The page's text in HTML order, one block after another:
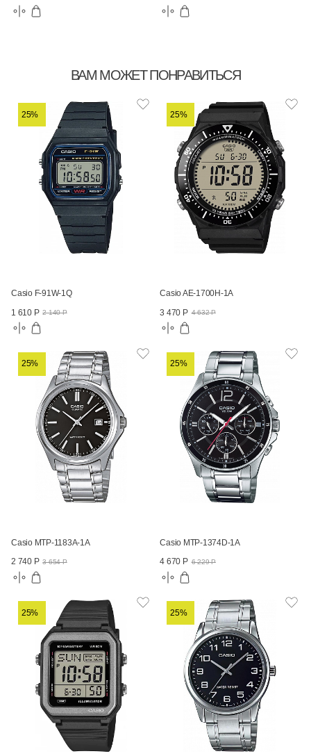
ВАМ МОЖЕТ ПОНРАВИТЬСЯ
25%
Casio F-91W-1Q
1 610 Р 2 140 Р
25%
Casio AE-1700H-1A
3 470 Р 4 632 Р
25%
Casio MTP-1183A-1A
2 740 Р 3 654 Р
25%
Casio MTP-1374D-1A
4 670 Р 6 229 Р
25% 25%